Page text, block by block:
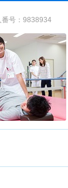
号：9838934